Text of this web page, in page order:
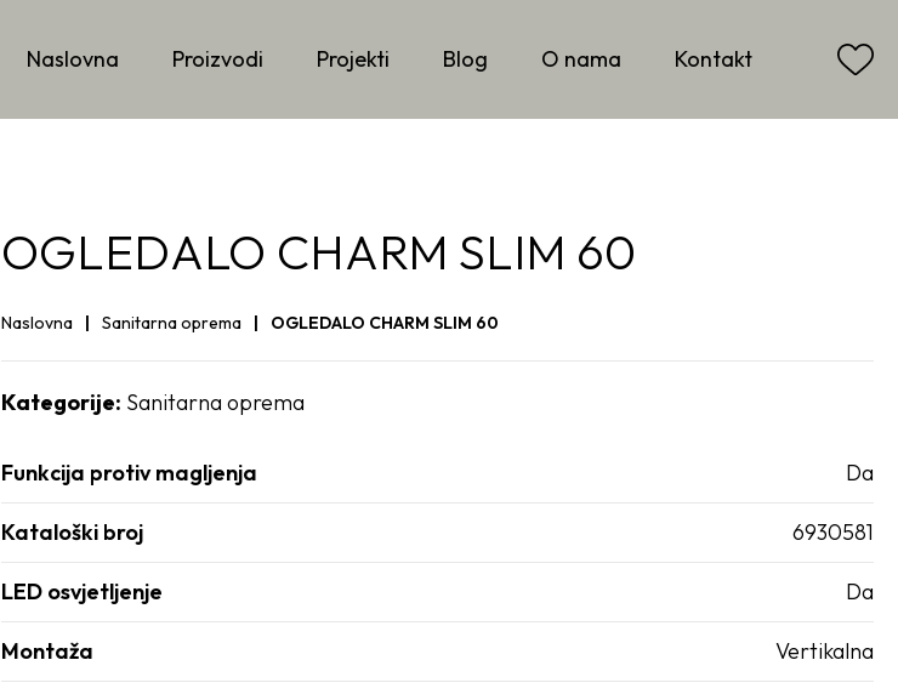
Naslovna Proizvodi Projekti Blog O nama Kontakt
OGLEDALO CHARM SLIM 60
Naslovna Sanitarna oprema OGLEDALO CHARM SLIM 60
Kategorije: Sanitarna oprema
Funkcija protiv magljenja Da
Kataloški broj 6930581
LED osvjetljenje Da
Montaža Vertikalna